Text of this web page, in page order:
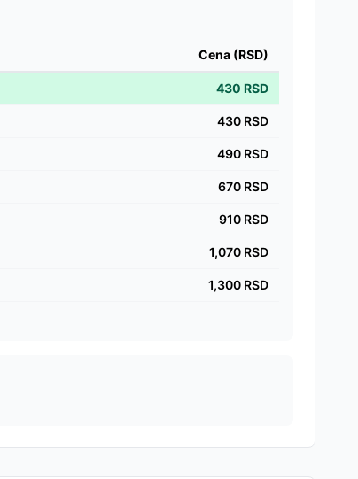
Cena (RSD)
430 RSD
430 RSD
490 RSD
670 RSD
910 RSD
1,070 RSD
1,300 RSD